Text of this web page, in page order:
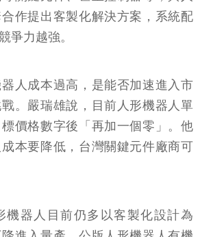
作提出客製化解決方案，系統配
爭力越強。
人成本過高，是能否加速進入市
。嚴瑞雄說，目前人形機器人單
價格數字後「再加一個零」。他
本要降低，台灣關鍵元件廠商可
機器人目前仍多以客製化設計為